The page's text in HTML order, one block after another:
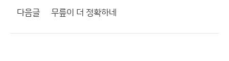
다음글 무릎이 더 정확하네